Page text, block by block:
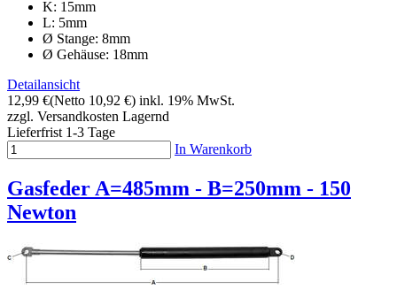
K: 15mm
L: 5mm
Ø Stange: 8mm
Ø Gehäuse: 18mm
Detailansicht
12,99 €(Netto 10,92 €) inkl. 19% MwSt.
zzgl. Versandkosten Lagernd
Lieferfrist 1-3 Tage
In Warenkorb
Gasfeder A=485mm - B=250mm - 150
Newton